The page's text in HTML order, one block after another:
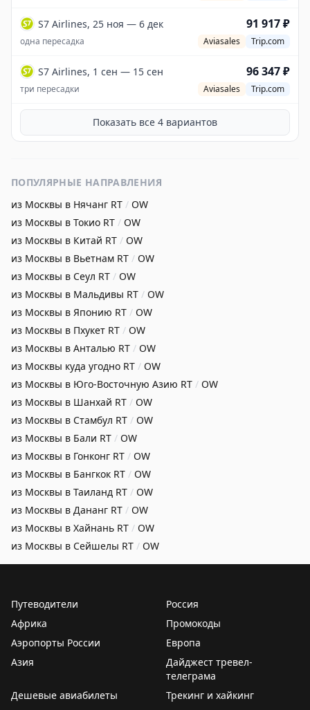
S7 Airlines, 25 ноя — 6 дек 91 917 ₽
одна пересадка Aviasales Trip.com
S7 Airlines, 1 сен — 15 сен 96 347 ₽
три пересадки Aviasales Trip.com
Показать все 4 вариантов
ПОПУЛЯРНЫЕ НАПРАВЛЕНИЯ
из Москвы в Нячанг RT / OW
из Москвы в Токио RT / OW
из Москвы в Китай RT / OW
из Москвы в Вьетнам RT / OW
из Москвы в Сеул RT / OW
из Москвы в Мальдивы RT / OW
из Москвы в Японию RT / OW
из Москвы в Пхукет RT / OW
из Москвы в Анталью RT / OW
из Москвы куда угодно RT / OW
из Москвы в Юго-Восточную Азию RT / OW
из Москвы в Шанхай RT / OW
из Москвы в Стамбул RT / OW
из Москвы в Бали RT / OW
из Москвы в Гонконг RT / OW
из Москвы в Бангкок RT / OW
из Москвы в Таиланд RT / OW
из Москвы в Дананг RT / OW
из Москвы в Хайнань RT / OW
из Москвы в Сейшелы RT / OW
Путеводители
Россия
Африка
Промокоды
Аэропорты России
Европа
Азия
Дайджест тревел-
телеграма
Дешевые авиабилеты
Трекинг и хайкинг